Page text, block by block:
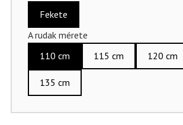
Fekete
A rudak mérete
110 cm
115 cm 120 cm
135 cm